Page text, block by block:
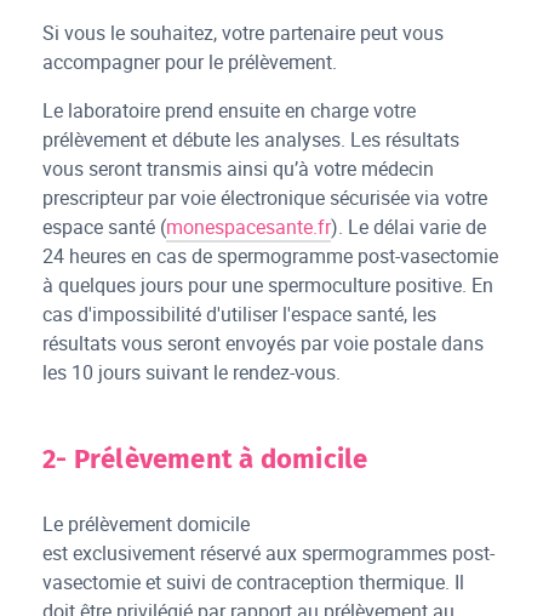
Si vous le souhaitez, votre partenaire peut vous
accompagner pour le prélèvement.
Le laboratoire prend ensuite en charge votre
prélèvement et débute les analyses. Les résultats
vous seront transmis ainsi qu’à votre médecin
prescripteur par voie électronique sécurisée via votre
espace santé (monespacesante.fr). Le délai varie de
24 heures en cas de spermogramme post-vasectomie
à quelques jours pour une spermoculture positive. En
cas d'impossibilité d'utiliser l'espace santé, les
résultats vous seront envoyés par voie postale dans
les 10 jours suivant le rendez-vous.
2- Prélèvement à domicile
Le prélèvement domicile
est exclusivement réservé aux spermogrammes post-
vasectomie et suivi de contraception thermique. Il